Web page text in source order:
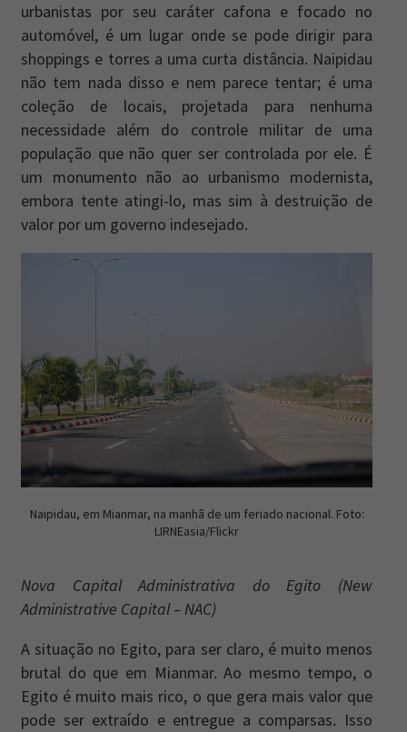
urbanistas por seu caráter cafona e focado no
automóvel, é um lugar onde se pode dirigir para
shoppings e torres a uma curta distância. Naipidau
não tem nada disso e nem parece tentar; é uma
coleção de locais, projetada para nenhuma
necessidade além do controle militar de uma
população que não quer ser controlada por ele. É
um monumento não ao urbanismo modernista,
embora tente atingi-lo, mas sim à destruição de
valor por um governo indesejado.
Naipidau, em Mianmar, na manhã de um feriado nacional. Foto:
LIRNEasia/Flickr
Nova Capital Administrativa do Egito (New
Administrative Capital – NAC)
A situação no Egito, para ser claro, é muito menos
brutal do que em Mianmar. Ao mesmo tempo, o
Egito é muito mais rico, o que gera mais valor que
pode ser extraído e entregue a comparsas. Isso